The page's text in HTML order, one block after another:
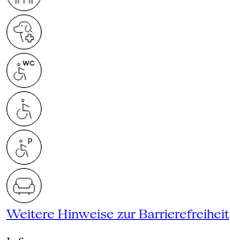
Weitere Hinweise zur Barrierefreiheit